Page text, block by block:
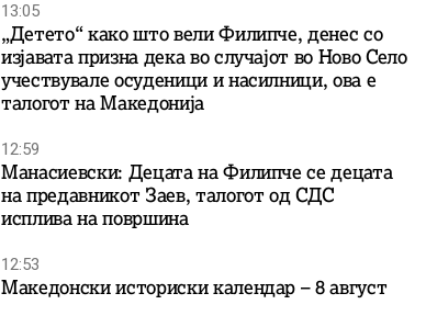
13:05
„Детето“ како што вели Филипче, денес со
изјавата призна дека во случајот во Ново Село
учествувале осуденици и насилници, ова е
талогот на Македонија
12:59
Манасиевски: Децата на Филипче се децата
на предавникот Заев, талогот од СДС
исплива на површина
12:53
Македонски историски календар – 8 август